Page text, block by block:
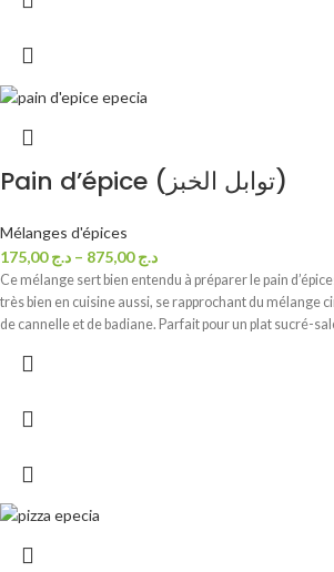
Pain d’épice (توابل الخبز)
Mélanges d'épices
د.ج175,00 – د.ج875,00
Ce mélange sert bien entendu à préparer le pain
très bien en cuisine aussi, se rapprochant du mélange
de cannelle et de badiane. Parfait pour un plat sucré-